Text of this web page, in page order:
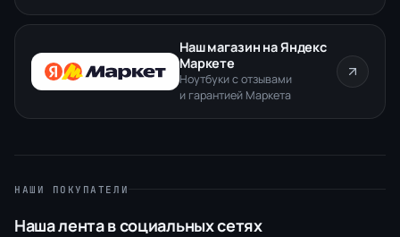
Наш магазин на Яндекс
Маркете
Ноутбуки с отзывами
и гарантией Маркета
НАШИ ПОКУПАТЕЛИ
Наша лента в социальных сетях